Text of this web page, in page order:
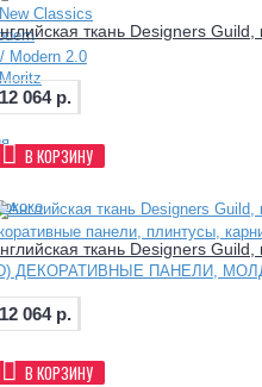
Classics
Modern 2.0
панели, плинтусы,
ДЕКОРАТИВНЫЕ ПАНЕЛИ,
ткань Designers
12 064 р.
В КОРЗИНУ
ткань Designers
12 064 р.
В КОРЗИНУ